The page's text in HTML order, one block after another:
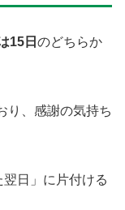
15日 のどちらか
り、感謝の気持ち
日」に片付ける